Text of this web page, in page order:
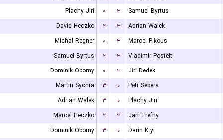
Plachy Jiri
۰ ۳
Samuel Byrtus
David Heczko
۲ ۳
Adrian Walek
Michal Regner
۰ ۳
Marcel Pikous
Samuel Byrtus
۲ ۳
Vladimir Postelt
Dominik Oborny
۰ ۳
Jiri Dedek
Martin Sychra
۳ ۰
Petr Sebera
Adrian Walek
۳ ۰
Plachy Jiri
Marcel Heczko
۲ ۳
Jan Trefny
Dominik Oborny
۳ ۰
Darin Kryl